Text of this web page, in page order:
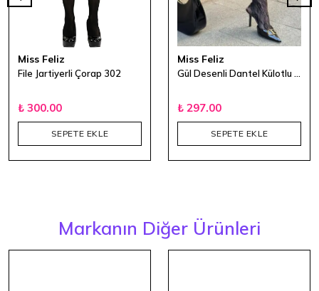
Miss Feliz
File Jartiyerli Çorap 302
₺ 300.00
SEPETE EKLE
Miss Feliz
₺ 297.00
SEPETE EKLE
Markanın Diğer Ürünleri